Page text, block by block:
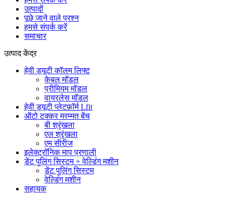
उत्पादों
पूछे जाने वाले प्रश्न
हमसे संपर्क करें
समाचार
उत्पाद केंद्र
हेवी ड्यूटी कॉलम लिफ्ट
केबल मॉडल
प्रीमियम मॉडल
वायरलेस मॉडल
हेवी ड्यूटी प्लेटफ़ॉर्म Lfit
ऑटो टक्कर मरम्मत बेंच
बी श्रृंखला
एल श्रृंखला
एम सीरीज
इलेक्ट्रॉनिक माप प्रणाली
डेंट पुलिंग सिस्टम + वेल्डिंग मशीन
डेंट पुलिंग सिस्टम
वेल्डिंग मशीन
सहायक